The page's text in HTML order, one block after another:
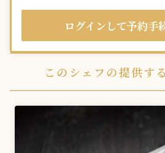
ログインして予約手
このシェフの提供す